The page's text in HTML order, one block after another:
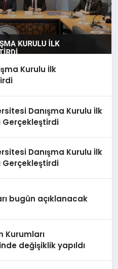
Kurulu İlk
Danışma Kurulu İlk
Gerçekleştirdi
Danışma Kurulu İlk
Gerçekleştirdi
bugün açıklanacak
Kurumları
değişiklik yapıldı